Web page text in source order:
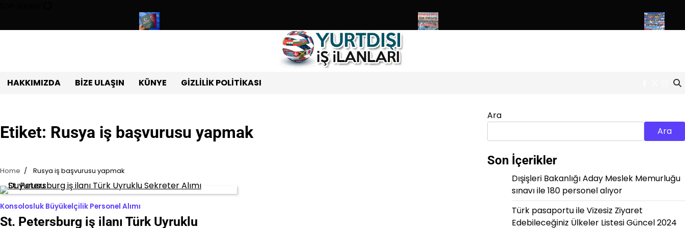
content
Türk pasaportu ile Vizesiz Ziyaret Edebileceğiniz Ülkeler Listesi Güncel 2024
HAKKIMIZDA BIZE ULAŞIN KÜNYE GIZLILIK POLITIKASI Facebook
Twitter
Etiket: Rusya iş başvurusu yapmak
Home Rusya iş başvurusu yapmak
Konsolosluk Büyükelçilik Personel Alımı
St. Petersburg iş ilanı Türk Uyruklu
Ara
Ara
Son İçerikler
Dışişleri Bakanlığı Aday Meslek Memurluğu
sınavı ile 180 personel alıyor
Türk pasaportu ile Vizesiz Ziyaret
Edebileceğiniz Ülkeler Listesi Güncel 2024